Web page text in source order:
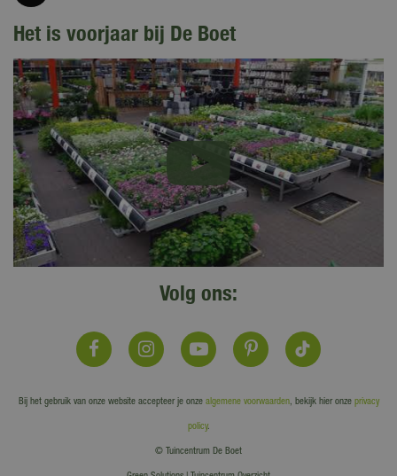
Het is voorjaar bij De Boet
Volg ons:
Bij het gebruik van onze website accepteer je onze algemene voorwaarden, bekijk hier onze privacy
policy.
© Tuincentrum De Boet